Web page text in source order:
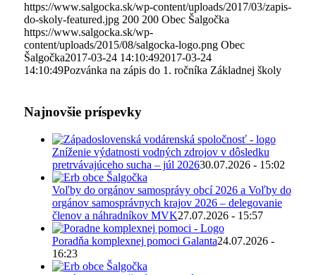
https://www.salgocka.sk/wp-content/uploads/2017/03/zapis-
do-skoly-featured.jpg 200 200 Obec Šalgočka
https://www.salgocka.sk/wp-
content/uploads/2015/08/salgocka-logo.png Obec
Šalgočka2017-03-24 14:10:492017-03-24
14:10:49Pozvánka na zápis do 1. ročníka Základnej školy
Najnovšie príspevky
Zníženie výdatnosti vodných zdrojov v dôsledku
pretrvávajúceho sucha – júl 202630.07.2026 - 15:02
Voľby do orgánov samosprávy obcí 2026 a Voľby do
orgánov samosprávnych krajov 2026 – delegovanie
členov a náhradníkov MVK27.07.2026 - 15:57
Poradňa komplexnej pomoci Galanta24.07.2026 -
16:23